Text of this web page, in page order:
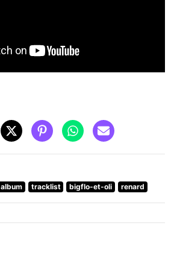
album tracklist bigflo-et-oli renard